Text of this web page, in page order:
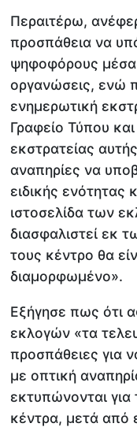
Περαιτέρω,
προσπάθεια να
ψηφοφόρους μέσα
οργανώσεις, ενώ
ενημερωτική
Γραφείο Τύπου
εκστρατείας
αναπηρίες να
ειδικής ενότητας
ιστοσελίδα των
διασφαλιστεί εκ
τους κέντρο θα
διαμορφωμένο».
Εξήγησε πως ότι
εκλογών «τα
προσπάθειες για
με οπτική
εκτυπώνονται για
κέντρα, μετά από